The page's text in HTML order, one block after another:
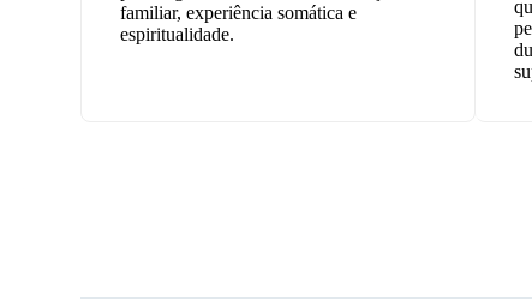
familiar, experiência somática e
espiritualidade.